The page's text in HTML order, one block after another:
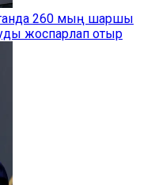
260 мың шаршы
жоспарлап отыр